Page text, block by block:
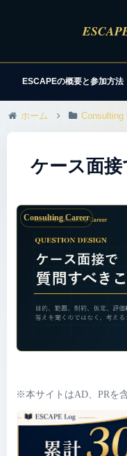
ESCAPEの概要と参加方法
ホーム Consulting
ケース面
Consulting Career
※本サイトはAD、PRを